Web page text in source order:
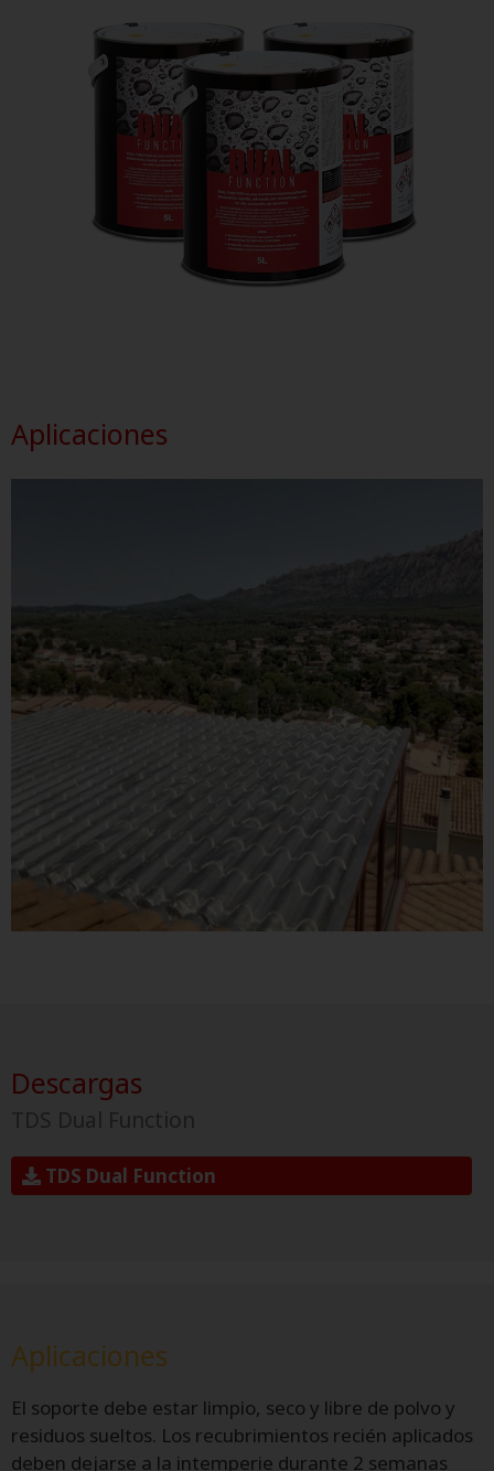
Aplicaciones
Descargas
TDS Dual Function
TDS Dual Function
Aplicaciones
El soporte debe estar limpio, seco y libre de polvo y
residuos sueltos. Los recubrimientos recién aplicados
deben dejarse a la intemperie durante 2 semanas